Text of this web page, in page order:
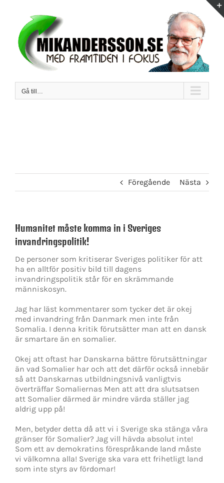
innehållet
Gå till…
Föregående Nästa
Humanitet måste komma in i Sveriges
invandringspolitik!
De personer som kritiserar Sveriges politiker för att
ha en alltför positiv bild till dagens
invandringspolitik står för en skrämmande
människosyn.
Jag har läst kommentarer som tycker det är okej
med invandring från Danmark men inte från
Somalia. I denna kritik förutsätter man att en dansk
är smartare än en somalier.
Okej att oftast har Danskarna bättre förutsättningar
än vad Somalier har och att det därför också innebär
så att Danskarnas utbildningsnivå vanligtvis
överträffar Somaliernas Men att att dra slutsatsen
att Somalier därmed är mindre värda ställer jag
aldrig upp på!
Men, betyder detta då att vi i Sverige ska stänga våra
gränser för Somalier? Jag vill hävda absolut inte!
Som ett av demokratins förespråkande land måste
vi välkomna alla! Sverige ska vara ett frihetligt land
som inte styrs av fördomar!